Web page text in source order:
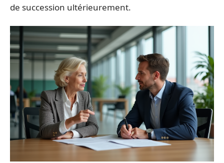
de succession ultérieurement.